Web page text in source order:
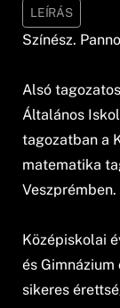
LEÍRÁS
Színész.
Alsó
Általános
tagozatban a
matematika
Veszprémben.
Középiskolai
és
sikeres